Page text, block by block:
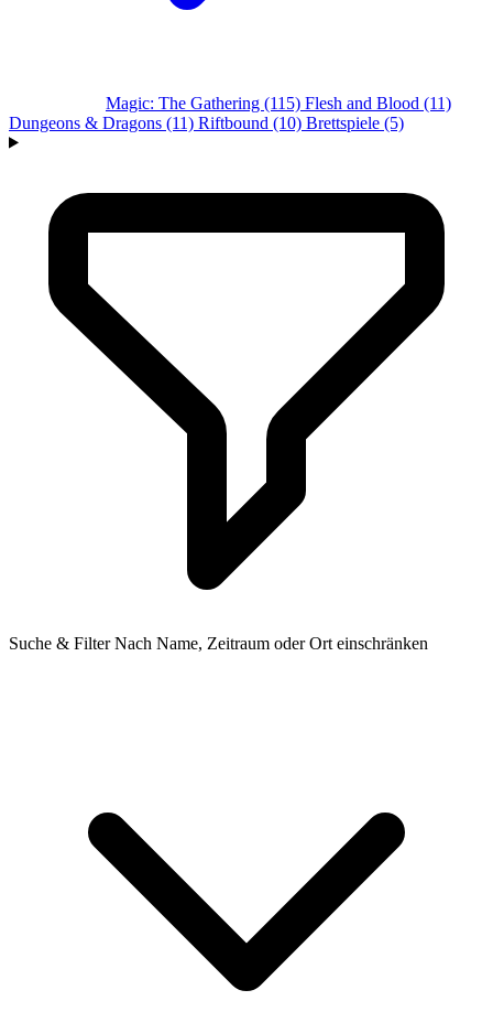
Magic: The Gathering (115) Flesh and Blood (11)
Dungeons & Dragons (11) Riftbound (10) Brettspiele (5)
Suche & FilterNach Name, Zeitraum oder Ort einschränken